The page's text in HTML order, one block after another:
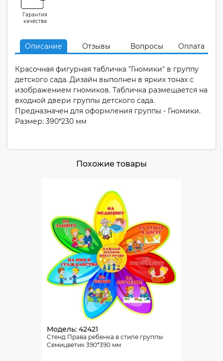
Гарантия
качества
Описание Отзывы Вопросы Оплата
Красочная фигурная табличка "Гномики" в группу
детского сада. Дизайн выполнен в ярких тонах с
изображением гномиков. Табличка размещается на
входной двери группы детского сада.
Предназначен для оформления группы - Гномики.
Размер: 390*230 мм
Похожие товары
Модель: 42421
Стенд Права ребенка в стиле группы
Семицветик 390*390 мм